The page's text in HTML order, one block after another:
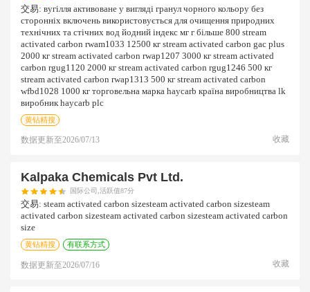
交易: вугілля активоване у вигляді гранул чорного кольору без
сторонніх включень використовується для очищення природних
технічних та стічних вод йодний індекс мг г більше 800 stream
activated carbon rwam1033 12500 кг stream activated carbon gac plus
2000 кг stream activated carbon rwap1207 3000 кг stream activated
carbon rgug1120 2000 кг stream activated carbon rgug1246 500 кг
stream activated carbon rwap1313 500 кг stream activated carbon
wfbd1028 1000 кг торговельна марка haycarb країна виробництва lk
виробник haycarb plc
黄钻精搜
数据更新至2026/07/13 收藏
Kalpaka Chemicals Pvt Ltd.
国际公司,活跃值87分
交易: steam activated carbon sizesteam activated carbon sizesteam
activated carbon sizesteam activated carbon sizesteam activated carbon
size
黄钻精搜 有联系方式
数据更新至2026/07/16 收藏